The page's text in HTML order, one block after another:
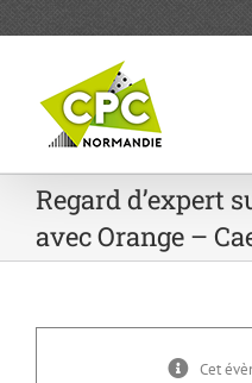
Regard d’expert
avec Orange –
Cet